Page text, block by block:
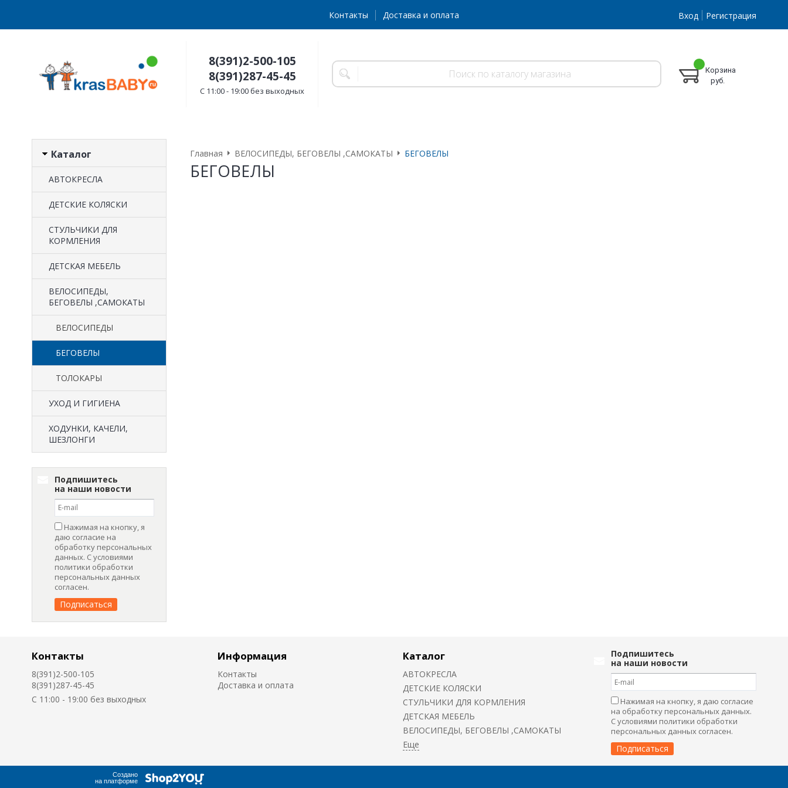
Контакты Доставка и оплата Вход Регистрация
8(391)2-500-105
8(391)287-45-45
C 11:00 - 19:00 без выходных
Корзина
руб.
Каталог
АВТОКРЕСЛА
ДЕТСКИЕ КОЛЯСКИ
CТУЛЬЧИКИ ДЛЯ
КОРМЛЕНИЯ
ДЕТСКАЯ МЕБЕЛЬ
ВЕЛОСИПЕДЫ,
БЕГОВЕЛЫ ,САМОКАТЫ
ВЕЛОСИПЕДЫ
БЕГОВЕЛЫ
ТОЛОКАРЫ
УХОД И ГИГИЕНА
ХОДУНКИ, КАЧЕЛИ,
ШЕЗЛОНГИ
Подпишитесь
на наши новости
Нажимая на кнопку, я
даю согласие на
обработку персональных
данных. С условиями
политики обработки
персональных данных
согласен.
Главная ВЕЛОСИПЕДЫ, БЕГОВЕЛЫ ,САМОКАТЫ БЕГОВЕЛЫ
БЕГОВЕЛЫ
Контакты
8(391)2-500-105
8(391)287-45-45
C 11:00 - 19:00 без выходных
Информация
Контакты
Доставка и оплата
Каталог
АВТОКРЕСЛА
ДЕТСКИЕ КОЛЯСКИ
CТУЛЬЧИКИ ДЛЯ КОРМЛЕНИЯ
ДЕТСКАЯ МЕБЕЛЬ
ВЕЛОСИПЕДЫ, БЕГОВЕЛЫ ,САМОКАТЫ
Подпишитесь
на наши новости
Нажимая на кнопку, я даю согласие
на обработку персональных данных.
С условиями политики обработки
персональных данных согласен.
Создано
на платформе